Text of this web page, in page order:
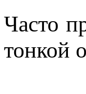
Часто
тонкой